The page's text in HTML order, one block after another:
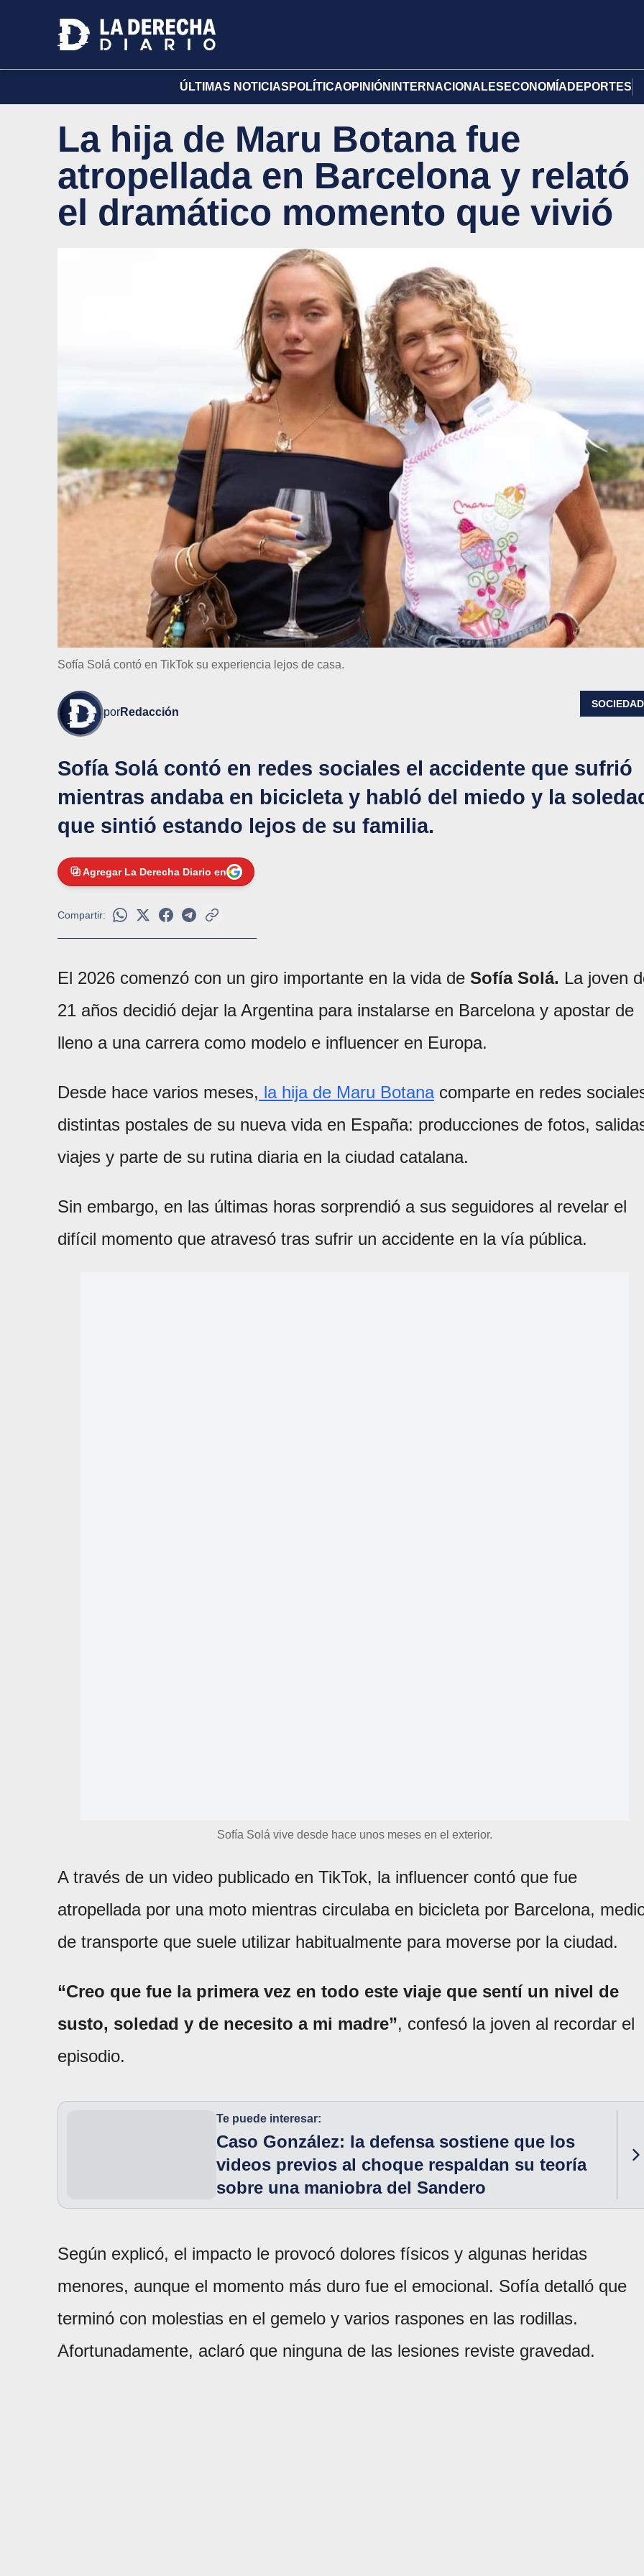
ÚLTIMAS NOTICIAS POLÍTICAOPINIÓN INTERNACIONALES ECONOMÍA DEPORTES
La hija de Maru Botana fue
atropellada en Barcelona y relató
el dramático momento que vivió
Sofía Solá contó en TikTok su experiencia lejos de casa.
porRedacción
SOCIEDAD
Sofía Solá contó en redes sociales el accidente que sufrió
mientras andaba en bicicleta y habló del miedo y la
que sintió estando lejos de su familia.
Agregar La Derecha Diario en
Compartir:
El 2026 comenzó con un giro importante en la vida de Sofía Solá. La joven
21 años decidió dejar la Argentina para instalarse en Barcelona y apostar de
lleno a una carrera como modelo e influencer en Europa.
Desde hace varios meses, la hija de Maru Botanacomparte en redes
distintas postales de su nueva vida en España: producciones de fotos,
viajes y parte de su rutina diaria en la ciudad catalana.
Sin embargo, en las últimas horas sorprendió a sus seguidores al revelar el
difícil momento que atravesó tras sufrir un accidente en la vía pública.
Sofía Solá vive desde hace unos meses en el exterior.
A través de un video publicado en TikTok, la influencer contó que fue
atropellada por una moto mientras circulaba en bicicleta por Barcelona,
de transporte que suele utilizar habitualmente para moverse por la ciudad.
“Creo que fue la primera vez en todo este viaje que sentí un nivel de
susto, soledad y de necesito a mi madre”, confesó la joven al recordar el
episodio.
Te puede interesar:
Caso González: la defensa sostiene que los
videos previos al choque respaldan su teoría
sobre una maniobra del Sandero
Según explicó, el impacto le provocó dolores físicos y algunas heridas
menores, aunque el momento más duro fue el emocional. Sofía detalló que
terminó con molestias en el gemelo y varios raspones en las rodillas.
Afortunadamente, aclaró que ninguna de las lesiones reviste gravedad.